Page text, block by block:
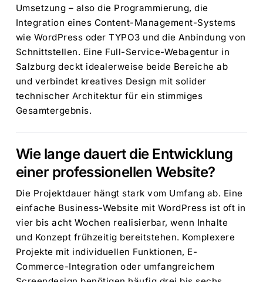
Umsetzung – also die Programmierung, die
Integration eines Content-Management-Systems
wie WordPress oder TYPO3 und die Anbindung von
Schnittstellen. Eine Full-Service-Webagentur in
Salzburg deckt idealerweise beide Bereiche ab
und verbindet kreatives Design mit solider
technischer Architektur für ein stimmiges
Gesamtergebnis.
Wie lange dauert die Entwicklung
einer professionellen Website?
Die Projektdauer hängt stark vom Umfang ab. Eine
einfache Business-Website mit WordPress ist oft in
vier bis acht Wochen realisierbar, wenn Inhalte
und Konzept frühzeitig bereitstehen. Komplexere
Projekte mit individuellen Funktionen, E-
Commerce-Integration oder umfangreichem